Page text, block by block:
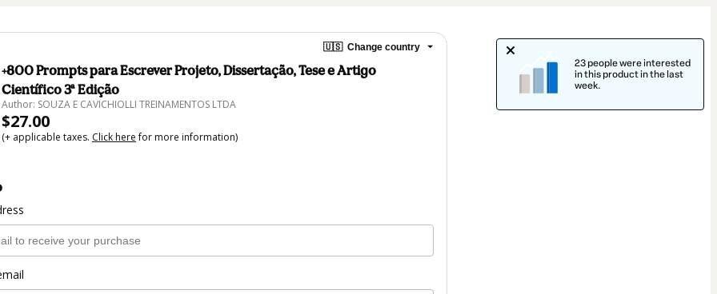
🇺🇸 Change country
+800 Prompts para Escrever Projeto, Dissertação, Tese e Artigo
Científico 3ª Edição
Author: SOUZA E CAVICHIOLLI TREINAMENTOS LTDA
$27.00
(+ applicable taxes. Click herefor more information)
23 people were interested
in this product in the last
week.